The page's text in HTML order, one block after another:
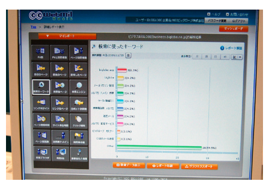
ショッピング その他
その他